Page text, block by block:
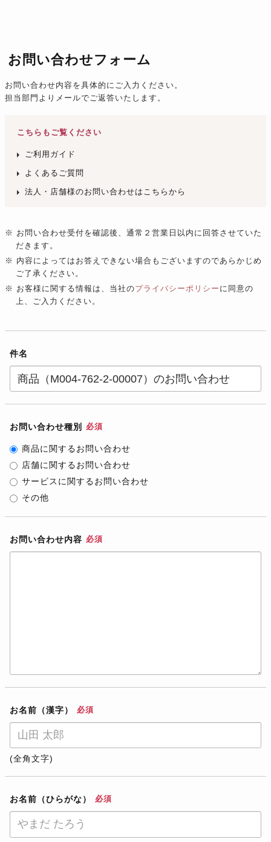
お問い合わせフォーム
お問い合わせ内容を具体的にご入力ください。
担当部門よりメールでご返答いたします。
こちらもご覧ください
ご利用ガイド
よくあるご質問
法人・店舗様のお問い合わせはこちらから
※ お問い合わせ受付を確認後、通常２営業日以内に回答させていた
だきます。
※ 内容によってはお答えできない場合もございますのであらかじめ
ご了承ください。
※ お客様に関する情報は、当社のプライバシーポリシー に同意の
上、ご入力ください。
件名
お問い合わせ種別 必須
商品に関するお問い合わせ
店舗に関するお問い合わせ
サービスに関するお問い合わせ
その他
お問い合わせ内容 必須
お名前（漢字） 必須
(全角文字)
お名前（ひらがな） 必須